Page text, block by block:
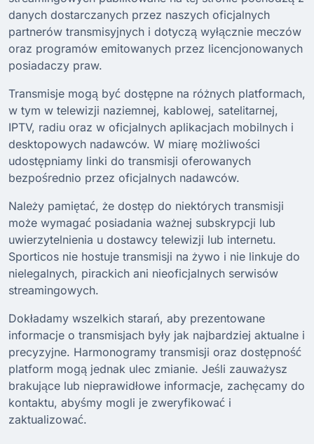
danych dostarczanych przez naszych oficjalnych
partnerów transmisyjnych i dotyczą wyłącznie meczów
oraz programów emitowanych przez licencjonowanych
posiadaczy praw.
Transmisje mogą być dostępne na różnych platformach,
w tym w telewizji naziemnej, kablowej, satelitarnej,
IPTV, radiu oraz w oficjalnych aplikacjach mobilnych i
desktopowych nadawców. W miarę możliwości
udostępniamy linki do transmisji oferowanych
bezpośrednio przez oficjalnych nadawców.
Należy pamiętać, że dostęp do niektórych transmisji
może wymagać posiadania ważnej subskrypcji lub
uwierzytelnienia u dostawcy telewizji lub internetu.
Sporticos nie hostuje transmisji na żywo i nie linkuje do
nielegalnych, pirackich ani nieoficjalnych serwisów
streamingowych.
Dokładamy wszelkich starań, aby prezentowane
informacje o transmisjach były jak najbardziej aktualne i
precyzyjne. Harmonogramy transmisji oraz dostępność
platform mogą jednak ulec zmianie. Jeśli zauważysz
brakujące lub nieprawidłowe informacje, zachęcamy do
kontaktu, abyśmy mogli je zweryfikować i
zaktualizować.